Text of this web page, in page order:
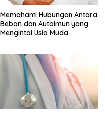
Memahami Hubungan Antara
Beban dan Autoimun yang
Mengintai Usia Muda